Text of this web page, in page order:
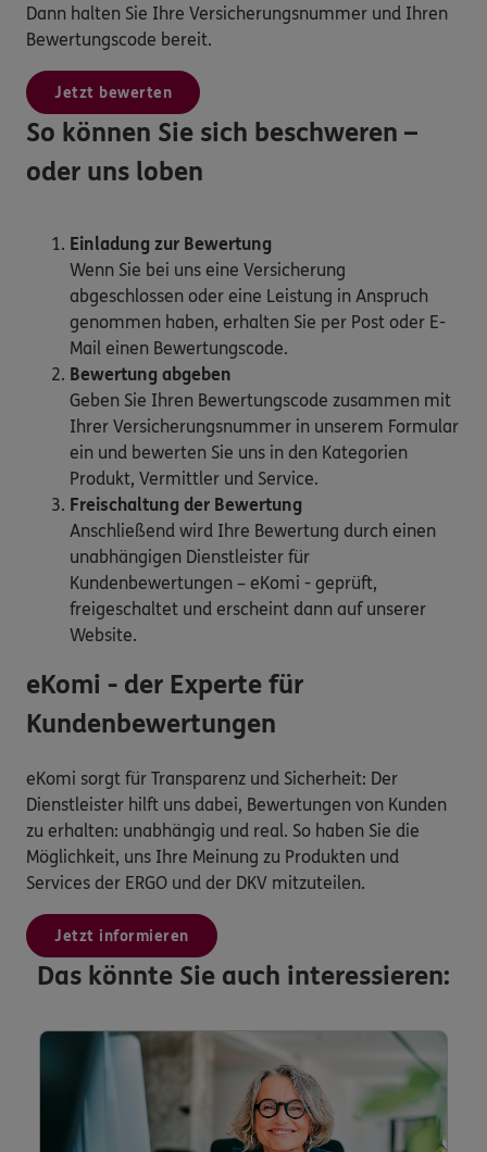
Dann halten Sie Ihre Versicherungsnummer und Ihren
Bewertungscode bereit.
Jetzt bewerten
So können Sie sich beschweren –
oder uns loben
Einladung zur Bewertung
Wenn Sie bei uns eine Versicherung
abgeschlossen oder eine Leistung in Anspruch
genommen haben, erhalten Sie per Post oder E-
Mail einen Bewertungscode.
Bewertung abgeben
Geben Sie Ihren Bewertungscode zusammen mit
Ihrer Versicherungsnummer in unserem Formular
ein und bewerten Sie uns in den Kategorien
Produkt, Vermittler und Service.
Freischaltung der Bewertung
Anschließend wird Ihre Bewertung durch einen
unabhängigen Dienstleister für
Kundenbewertungen – eKomi - geprüft,
freigeschaltet und erscheint dann auf unserer
Website.
eKomi - der Experte für
Kundenbewertungen
eKomi sorgt für Transparenz und Sicherheit: Der
Dienstleister hilft uns dabei, Bewertungen von Kunden
zu erhalten: unabhängig und real. So haben Sie die
Möglichkeit, uns Ihre Meinung zu Produkten und
Services der ERGO und der DKV mitzuteilen.
Jetzt informieren
Das könnte Sie auch interessieren: